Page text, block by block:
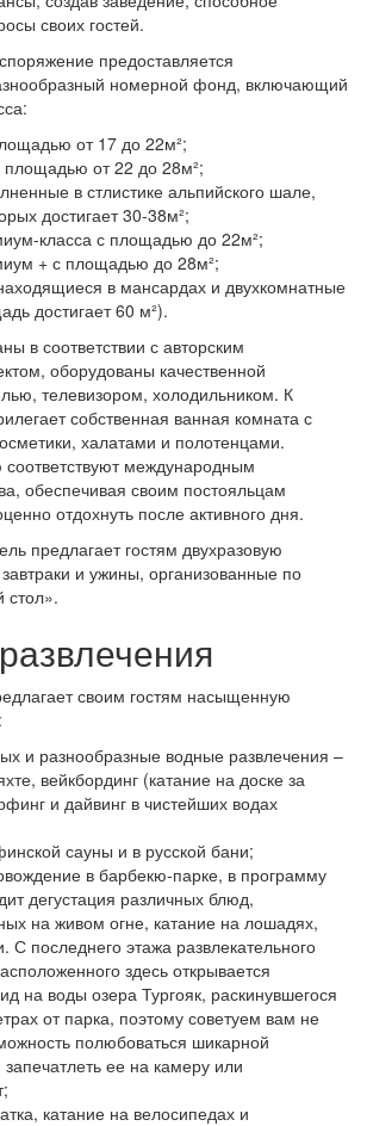
своих гостей.
предоставляется
номерной фонд, включающий
от 17 до 22м²;
от 22 до 28м²;
в стлистике альпийского шале,
достигает 30-38м²;
класса с площадью до 22м²;
+ с площадью до 28м²;
в мансардах и двухкомнатные
достигает 60 м²).
в соответствии с авторским
оборудованы качественной
телевизором, холодильником. К
собственная ванная комната с
халатами и полотенцами.
международным
обеспечивая своим постояльцам
отдохнуть после активного дня.
предлагает гостям двухразовую
и ужины, организованные по
стол».
своим гостям насыщенную
и разнообразные водные развлечения –
вейкбординг (катание на доске за
и дайвинг в чистейших водах
сауны и в русской бани;
в барбекю-парке, в программу
дегустация различных блюд,
на живом огне, катание на лошадях,
С последнего этажа развлекательного
здесь открывается
на воды озера Тургояк, раскинувшегося
от парка, поэтому советуем вам не
полюбоваться шикарной
ее на камеру или
катание на велосипедах и